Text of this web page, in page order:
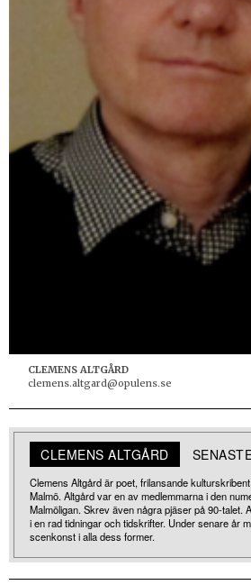
CLEMENS ALTGÅRD
clemens.altgard@opulens.se
CLEMENS ALTGÅRD
Clemens Altgård är poet, frilansande
Malmö. Altgård var en av medlemmarna i den
Malmöligan. Skrev även några pjäser på 90-talet.
i en rad tidningar och tidskrifter. Under senare år
scenkonst i alla dess former.